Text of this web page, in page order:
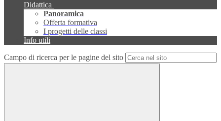
Didattica
Panoramica
Offerta formativa
I progetti delle classi
Info utili
Campo di ricerca per le pagine del sito